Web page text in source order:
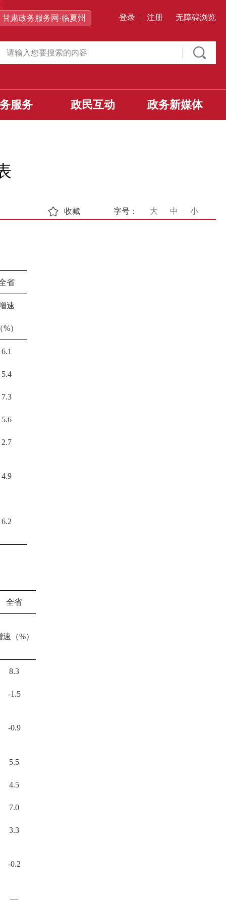
甘肃政务服务网·临夏州 登录 | 注册 无障碍浏览
服务 政民互动 政务新媒体
字号： 大 中 小
收藏
省
速
%）
6.1
5.4
7.3
5.6
2.7
4.9
6.2
全省
速（%）
8.3
-1.5
-0.9
5.5
4.5
7.0
3.3
-0.2
—